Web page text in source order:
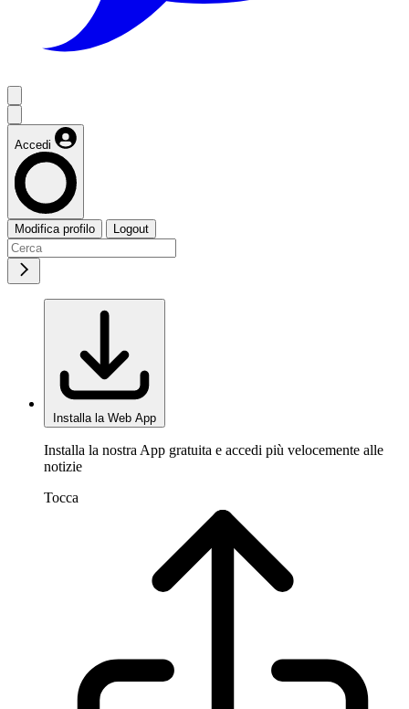
Accedi
Modifica profilo Logout
Installa la Web App
Installa la nostra App gratuita e accedi più velocemente alle
notizie
Tocca